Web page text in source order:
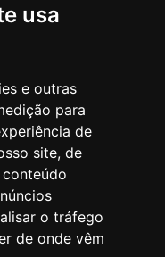
usa
e outras
para
de
site, de
o tráfego
de onde vêm